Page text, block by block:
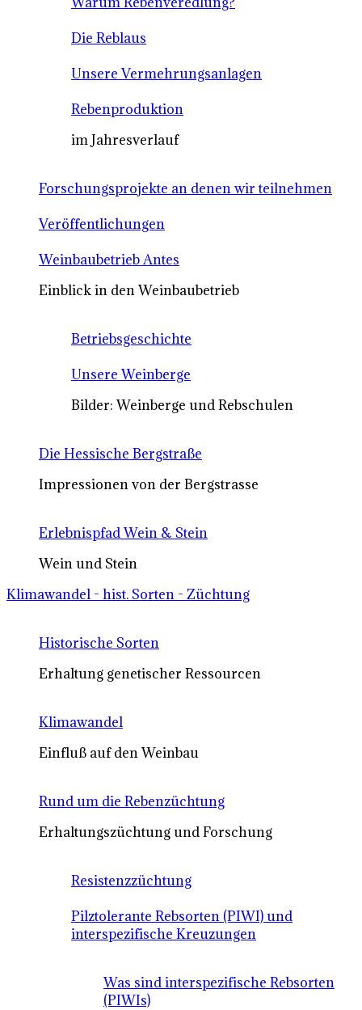
Die Reblaus
Unsere Vermehrungsanlagen
Rebenproduktion
im Jahresverlauf
Forschungsprojekte an denen wir teilnehmen
Veröffentlichungen
Weinbaubetrieb Antes
Einblick in den Weinbaubetrieb
Betriebsgeschichte
Unsere Weinberge
Bilder: Weinberge und Rebschulen
Die Hessische Bergstraße
Impressionen von der Bergstrasse
Erlebnispfad Wein & Stein
Wein und Stein
Klimawandel - hist. Sorten - Züchtung
Historische Sorten
Erhaltung genetischer Ressourcen
Klimawandel
Einfluß auf den Weinbau
Rund um die Rebenzüchtung
Erhaltungszüchtung und Forschung
Resistenzzüchtung
Pilztolerante Rebsorten (PIWI) und
interspezifische Kreuzungen
Was sind interspezifische Rebsorten
(PIWIs)